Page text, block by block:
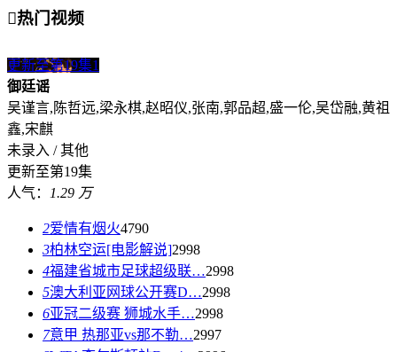
热门视频
更新至第19集1
御廷谣
吴谨言,陈哲远,梁永棋,赵昭仪,张南,郭品超,盛一伦,吴岱融,黄祖
鑫,宋麒
未录入 / 其他
更新至第19集
人气： 1.29 万
2爱情有烟火4790
3柏林空运[电影解说]2998
4福建省城市足球超级联…2998
5澳大利亚网球公开赛D…2998
6亚冠二级赛 狮城水手…2998
7意甲 热那亚vs那不勒…2997